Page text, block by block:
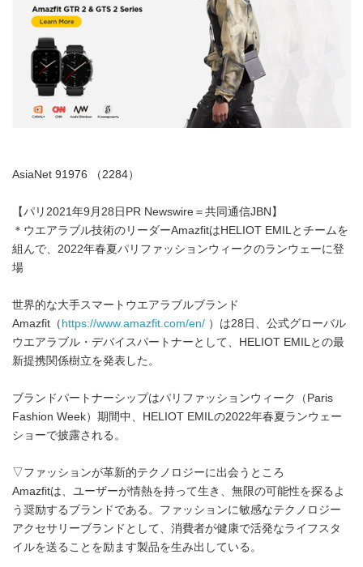
AsiaNet 91976 （2284）
【パリ2021年9月28日PR Newswire＝共同通信JBN】
＊ウエアラブル技術のリーダーAmazfitはHELIOT EMILとチームを
組んで、2022年春夏パリファッションウィークのランウェーに登
場
世界的な大手スマートウエアラブルブランド
Amazfit（ https://www.amazfit.com/en/ ）は28日、公式グローバル
ウエアラブル・デバイスパートナーとして、HELIOT EMILとの最
新提携関係樹立を発表した。
ブランドパートナーシップはパリファッションウィーク（Paris
Fashion Week）期間中、HELIOT EMILの2022年春夏ランウェー
ショーで披露される。
▽ファッションが革新的テクノロジーに出会うところ
Amazfitは、ユーザーが情熱を持って生き、無限の可能性を探るよ
う奨励するブランドである。ファッションに敏感なテクノロジー
アクセサリーブランドとして、消費者が健康で活発なライフスタ
イルを送ることを励ます製品を生み出している。